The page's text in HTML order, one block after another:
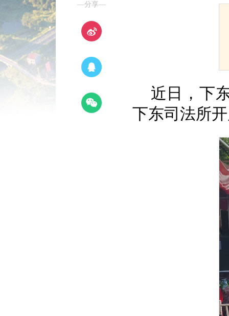
—分享—
近日，下
下东司法所